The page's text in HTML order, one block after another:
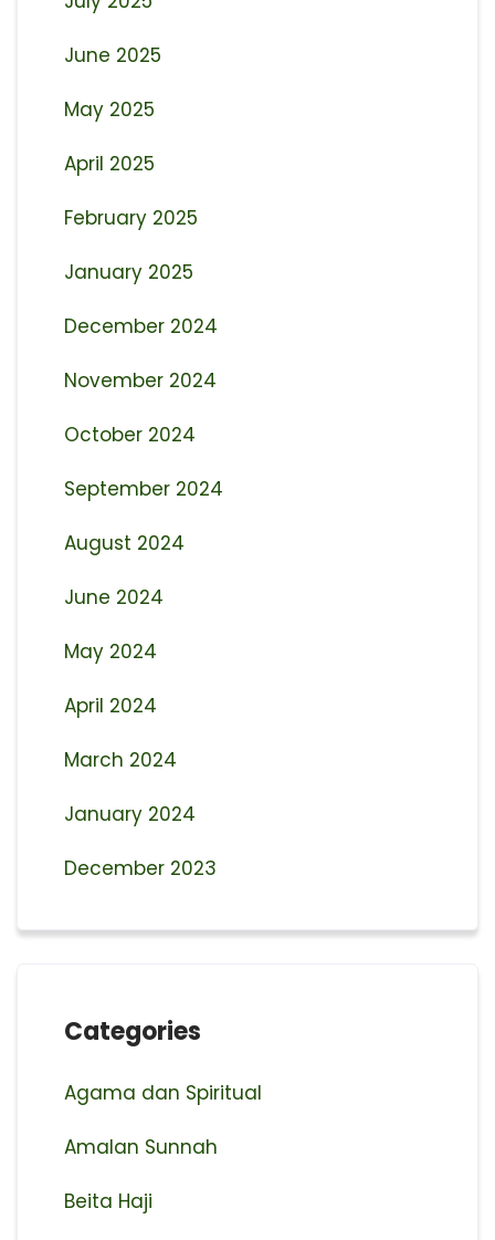
June 2025
May 2025
April 2025
February 2025
January 2025
December 2024
November 2024
October 2024
September 2024
August 2024
June 2024
May 2024
April 2024
March 2024
January 2024
December 2023
Categories
Agama dan Spiritual
Amalan Sunnah
Beita Haji